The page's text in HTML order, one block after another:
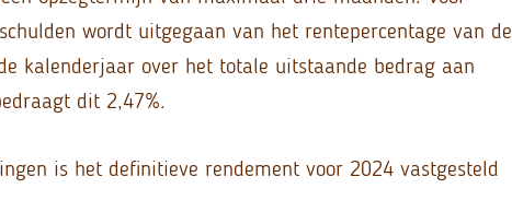
wordt uitgegaan van het rentepercentage van de
kalenderjaar over het totale uitstaande bedrag aan
dit 2,47%.
is het definitieve rendement voor 2024 vastgesteld